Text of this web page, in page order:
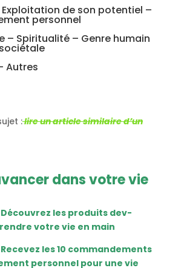
Exploitation de son potentiel –
personnel
– Spiritualité – Genre humain
Autres
:lire un article similaire d’un
dans votre vie
les produits dev-
votre vie en main
les 10 commandements
personnel pour une vie